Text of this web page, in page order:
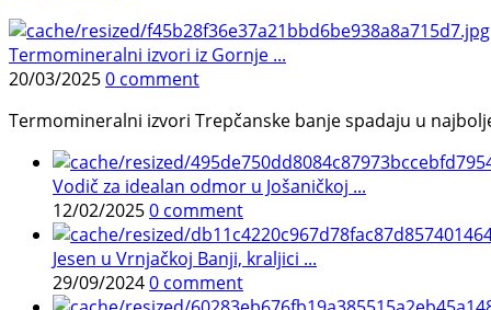
Termomineralni izvori iz Gornje ...
20/03/20250 comment
Termomineralni izvori Trepčanske banje spadaju u
Vodič za idealan odmor u Jošaničkoj ...
12/02/20250 comment
Jesen u Vrnjačkoj Banji, kraljici ...
29/09/20240 comment